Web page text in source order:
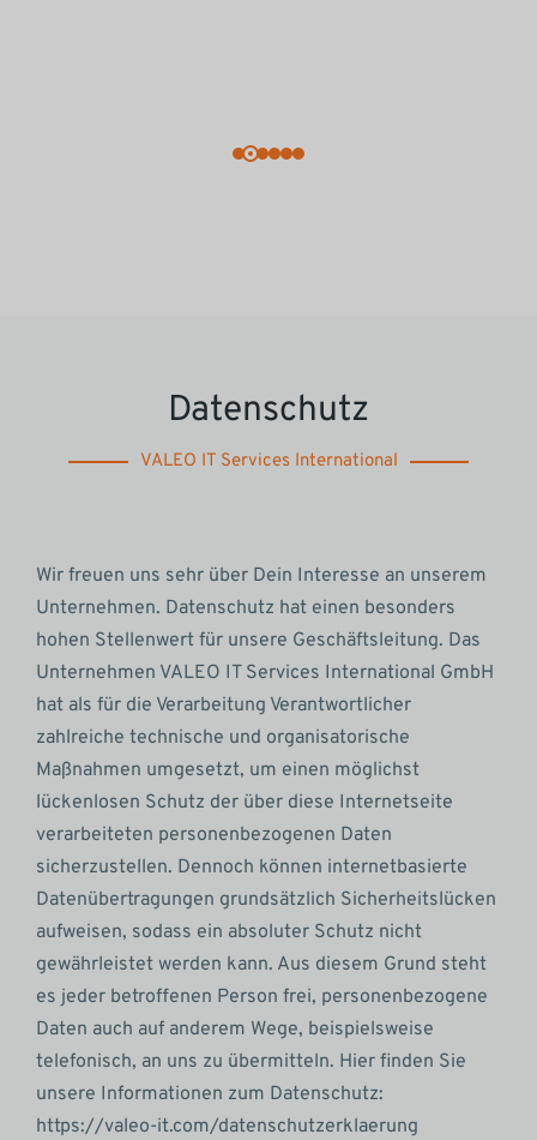
Datenschutz
VALEO IT Services International
Wir freuen uns sehr über Dein Interesse an unserem
Unternehmen. Datenschutz hat einen besonders
hohen Stellenwert für unsere Geschäftsleitung. Das
Unternehmen VALEO IT Services International GmbH
hat als für die Verarbeitung Verantwortlicher
zahlreiche technische und organisatorische
Maßnahmen umgesetzt, um einen möglichst
lückenlosen Schutz der über diese Internetseite
verarbeiteten personenbezogenen Daten
sicherzustellen. Dennoch können internetbasierte
Datenübertragungen grundsätzlich Sicherheitslücken
aufweisen, sodass ein absoluter Schutz nicht
gewährleistet werden kann. Aus diesem Grund steht
es jeder betroffenen Person frei, personenbezogene
Daten auch auf anderem Wege, beispielsweise
telefonisch, an uns zu übermitteln. Hier finden Sie
unsere Informationen zum Datenschutz:
https://valeo-it.com/datenschutzerklaerung